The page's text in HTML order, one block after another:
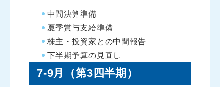
中間決算準備
夏季賞与支給準備
株主・投資家との中間報告
下半期予算の見直し
7-9月（第3四半期）